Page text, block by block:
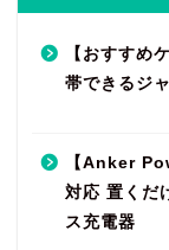
【おすすめ
帯できるジ
【Anker
対応 置くだ
ス充電器